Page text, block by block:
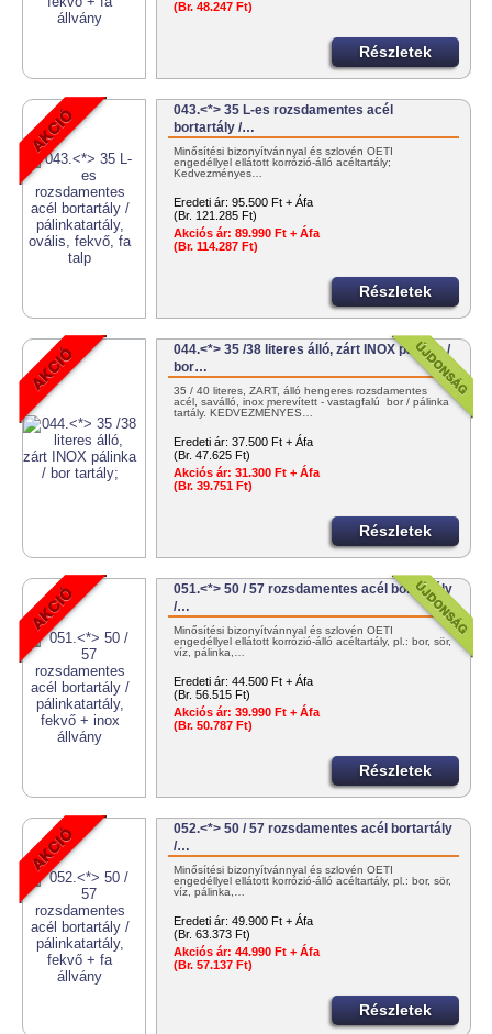
(Br. 48.247 Ft)
Részletek
043.<*> 35 L-es rozsdamentes acél
bortartály /…
Minősítési bizonyítvánnyal és szlovén OÉTI
engedéllyel ellátott korrózió-álló acéltartály;
Kedvezményes…
Eredeti ár: 95.500 Ft + Áfa
(Br. 121.285 Ft)
Akciós ár: 89.990 Ft + Áfa
(Br. 114.287 Ft)
Részletek
044.<*> 35 /38 literes álló, zárt INOX pálinka /
bor…
35 / 40 literes, ZÁRT, álló hengeres rozsdamentes
acél, saválló, inox merevített - vastagfalú bor / pálinka
tartály. KEDVEZMÉNYES…
Eredeti ár: 37.500 Ft + Áfa
(Br. 47.625 Ft)
Akciós ár: 31.300 Ft + Áfa
(Br. 39.751 Ft)
Részletek
051.<*> 50 / 57 rozsdamentes acél bortartály
/…
Minősítési bizonyítvánnyal és szlovén OÉTI
engedéllyel ellátott korrózió-álló acéltartály, pl.: bor, sör,
víz, pálinka,…
Eredeti ár: 44.500 Ft + Áfa
(Br. 56.515 Ft)
Akciós ár: 39.990 Ft + Áfa
(Br. 50.787 Ft)
Részletek
052.<*> 50 / 57 rozsdamentes acél bortartály
/…
Minősítési bizonyítvánnyal és szlovén OÉTI
engedéllyel ellátott korrózió-álló acéltartály, pl.: bor, sör,
víz, pálinka,…
Eredeti ár: 49.900 Ft + Áfa
(Br. 63.373 Ft)
Akciós ár: 44.990 Ft + Áfa
(Br. 57.137 Ft)
Részletek